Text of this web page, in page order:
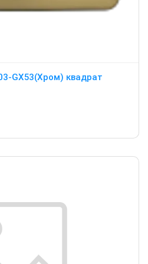
GX53(Хром) квадрат